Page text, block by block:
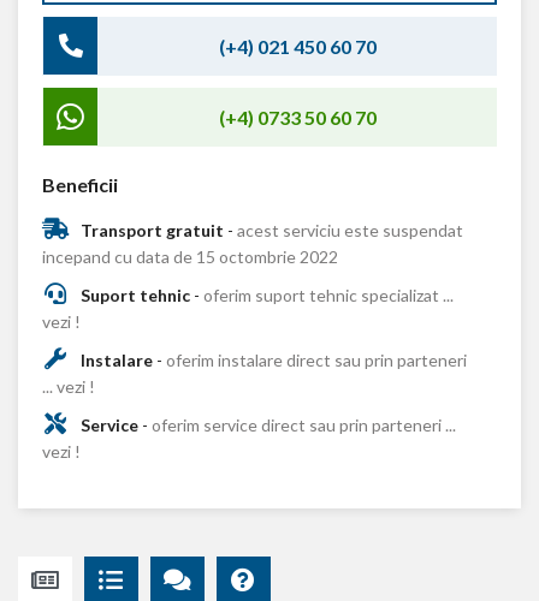
(+4) 021 450 60 70
(+4) 0733 50 60 70
Beneficii
Transport gratuit - acest serviciu este suspendat
incepand cu data de 15 octombrie 2022
Suport tehnic- oferim suport tehnic specializat ...
vezi !
Instalare- oferim instalare direct sau prin parteneri
... vezi !
Service- oferim service direct sau prin parteneri ...
vezi !